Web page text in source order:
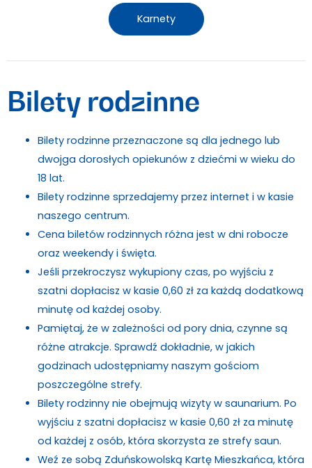
Karnety
Bilety rodzinne
Bilety rodzinne przeznaczone są dla jednego lub
dwojga dorosłych opiekunów z dziećmi w wieku do
18 lat.
Bilety rodzinne sprzedajemy przez internet i w kasie
naszego centrum.
Cena biletów rodzinnych różna jest w dni robocze
oraz weekendy i święta.
Jeśli przekroczysz wykupiony czas, po wyjściu z
szatni dopłacisz w kasie 0,60 zł za każdą dodatkową
minutę od każdej osoby.
Pamiętaj, że w zależności od pory dnia, czynne są
różne atrakcje. Sprawdź dokładnie, w jakich
godzinach udostępniamy naszym gościom
poszczególne strefy.
Bilety rodzinny nie obejmują wizyty w saunarium. Po
wyjściu z szatni dopłacisz w kasie 0,60 zł za minutę
od każdej z osób, która skorzysta ze strefy saun.
Weź ze sobą Zduńskowolską Kartę Mieszkańca, która